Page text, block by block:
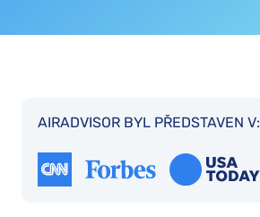
AIRADVISOR BYL PŘEDSTAVEN V: